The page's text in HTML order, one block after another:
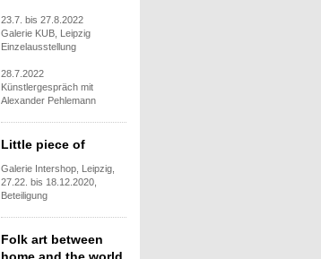
23.7. bis 27.8.2022
Galerie KUB, Leipzig
Einzelausstellung
28.7.2022
Künstlergespräch mit
Alexander Pehlemann
Little piece of
Galerie Intershop, Leipzig,
27.22. bis 18.12.2020,
Beteiligung
Folk art between
home and the world